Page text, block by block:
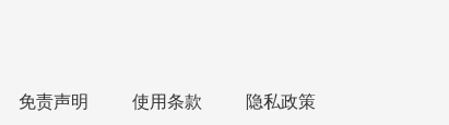
免责声明 使用条款 隐私政策